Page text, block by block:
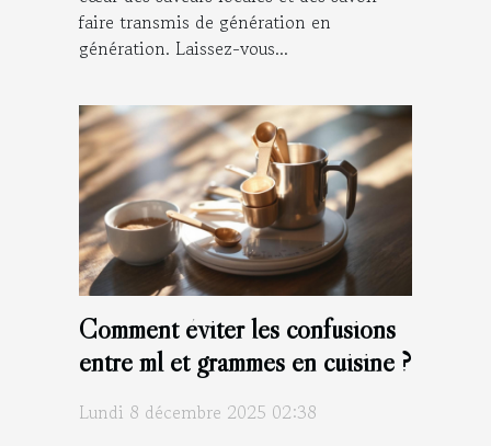
faire transmis de génération en
génération. Laissez-vous...
Comment éviter les confusions
entre ml et grammes en cuisine ?
Lundi 8 décembre 2025 02:38